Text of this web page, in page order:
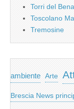
Torri del
Toscolano
Tremosine
ambiente Arte
Brescia News